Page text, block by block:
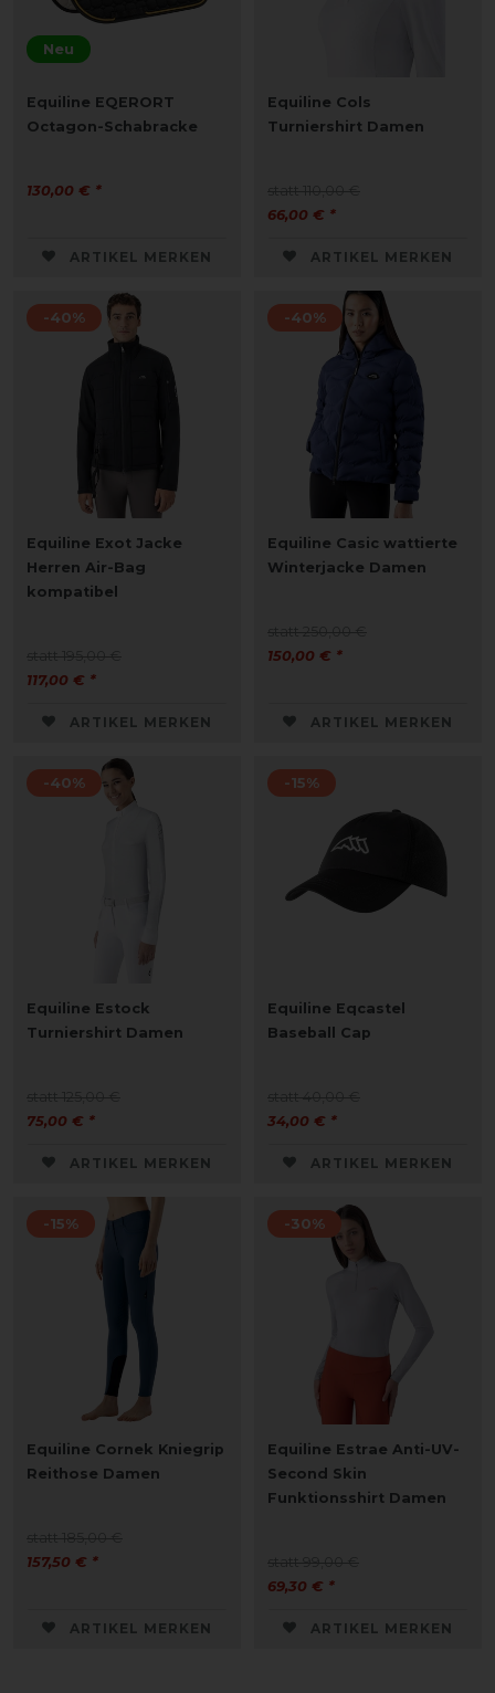
Neu
Equiline EQERORT
Octagon-Schabracke
130,00 € *
ARTIKEL MERKEN
Equiline Cols
Turniershirt Damen
66,00 € *
ARTIKEL MERKEN
-40%
Equiline Exot Jacke
Herren Air-Bag
kompatibel
117,00 € *
ARTIKEL MERKEN
-40%
Equiline Casic wattierte
Winterjacke Damen
150,00 € *
ARTIKEL MERKEN
-40%
Equiline Estock
Turniershirt Damen
75,00 € *
ARTIKEL MERKEN
-15%
Equiline Eqcastel
Baseball Cap
34,00 € *
ARTIKEL MERKEN
-15%
Equiline Cornek Kniegrip
Reithose Damen
157,50 € *
ARTIKEL MERKEN
-30%
Equiline Estrae Anti-UV-
Second Skin
Funktionsshirt Damen
69,30 € *
ARTIKEL MERKEN